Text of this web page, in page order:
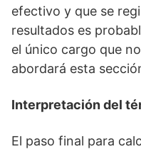
efectivo y que se
resultados es
el único cargo que
abordará esta
Interpretación del
El paso final para